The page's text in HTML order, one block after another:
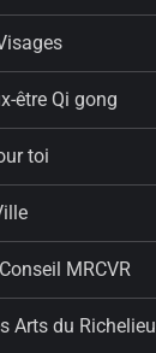
être Qi gong
toi
MRCVR
Arts du Richelieu